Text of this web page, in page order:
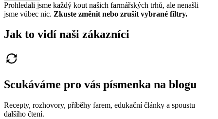
Prohledali jsme každý kout našich farmářských trhů, ale nenašli
jsme vůbec nic. Zkuste změnit nebo zrušit vybrané filtry.
Jak to vidí naši zákazníci
Scukáváme pro vás písmenka na blogu
Recepty, rozhovory, příběhy farem, edukační články a spoustu
dalšího čtení.